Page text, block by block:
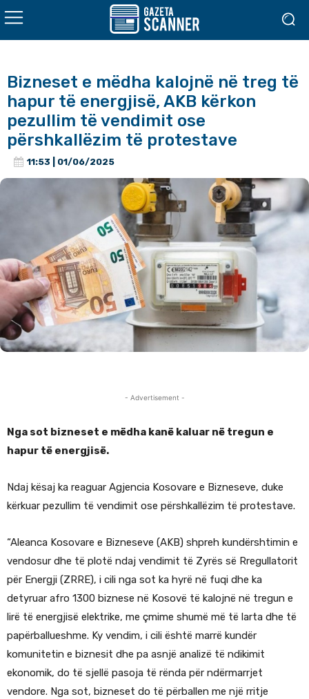
Bizneset e mëdha kalojnë në treg të
hapur të energjisë, AKB kërkon
pezullim të vendimit ose
përshkallëzim të protestave
11:53 | 01/06/2025
- Advertisement -
Nga sot bizneset e mëdha kanë kaluar në tregun e
hapur të energjisë.
Ndaj kësaj ka reaguar Agjencia Kosovare e Bizneseve, duke
kërkuar pezullim të vendimit ose përshkallëzim të protestave.
“Aleanca Kosovare e Bizneseve (AKB) shpreh kundërshtimin e
vendosur dhe të plotë ndaj vendimit të Zyrës së Rregullatorit
për Energji (ZRRE), i cili nga sot ka hyrë në fuqi dhe ka
detyruar afro 1300 biznese në Kosovë të kalojnë në tregun e
lirë të energjisë elektrike, me çmime shumë më të larta dhe të
papërballueshme. Ky vendim, i cili është marrë kundër
komunitetin e biznesit dhe pa asnjë analizë të ndikimit
ekonomik, do të sjellë pasoja të rënda për ndërmarrjet
vendore. Nga sot, bizneset do të përballen me një rritje